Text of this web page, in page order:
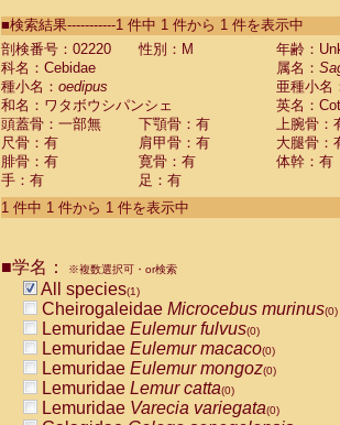
CebidaeSaguinus labiatus(0)
Cebidae Saguinus leucopus (0)
Cebidae
Cebidae
CebidaeSaguinus nigricollis (0)
Cebidae Saguinus oedipus
Cebidae Saguinus weddelli
Cebidae Saguinusspp.
Cebidae Aotus trivirgatus
Cebidae Cebus albifrons
CebidaeCebus nigrivittatus
CebidaeCebus
CebidaeSaimiri boliviensis(0)
CebidaeSaimiri sciureus(0)
AtelidaeAlouatta caraya(0)
AtelidaeAlouatta fusca(0)
AtelidaeAlouatta seniculus
AtelidaeAlouattaspp.(0)
■検索結果-----------1 件中 1 件から 1 件を表示中
剖検番号：02220
性別：M
年齢：
科名：Cebidae
属名：
種小名： oedipus
亜種小名
和名：ワタボウシパンシェ
英名：
頭蓋骨：一部無
下顎骨：有
上腕骨：
尺骨：有
肩甲骨：有
大腿骨：
腓骨：有
寛骨：有
体幹：有
手：有
足：有
1 件中 1 件から 1 件を表示中
■学名： ※複数選択可・or検索
All species(1)
Cheirogaleidae Microcebus murinus(0)
Lemuridae Eulemur fulvus(0)
Lemuridae Eulemur macaco(0)
Lemuridae Eulemur mongoz(0)
Lemuridae Lemur catta(0)
Lemuridae Varecia variegata(0)